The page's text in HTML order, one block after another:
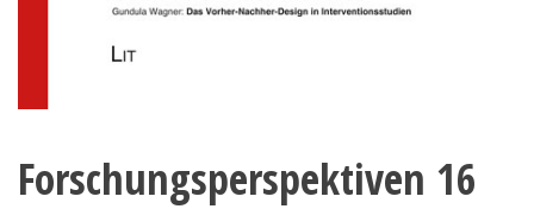
Forschungsperspektiven 16